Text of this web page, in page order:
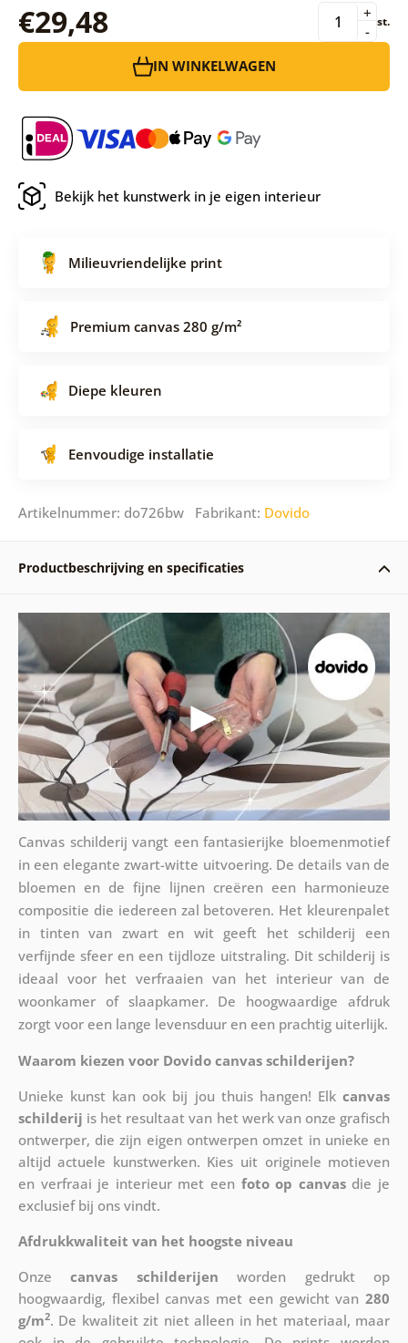
€29,48 -
+ st.
IN WINKELWAGEN
Bekijk het kunstwerk in je eigen interieur
Milieuvriendelijke print
Premium canvas 280 g/m²
Diepe kleuren
Eenvoudige installatie
Artikelnummer: do726bw Fabrikant: Dovido
Productbeschrijving en specificaties
Canvas schilderij vangt een fantasierijke bloemenmotief
in een elegante zwart-witte uitvoering. De details van de
bloemen en de fijne lijnen creëren een harmonieuze
compositie die iedereen zal betoveren. Het kleurenpalet
in tinten van zwart en wit geeft het schilderij een
verfijnde sfeer en een tijdloze uitstraling. Dit schilderij is
ideaal voor het verfraaien van het interieur van de
woonkamer of slaapkamer. De hoogwaardige afdruk
zorgt voor een lange levensduur en een prachtig uiterlijk.
Waarom kiezen voor Dovido canvas schilderijen?
Unieke kunst kan ook bij jou thuis hangen! Elkcanvas
schilderij is het resultaat van het werk van onze grafisch
ontwerper, die zijn eigen ontwerpen omzet in unieke en
altijd actuele kunstwerken. Kies uit originele motieven
en verfraai je interieur met een foto op canvasdie je
exclusief bij ons vindt.
Afdrukkwaliteit van het hoogste niveau
Onzecanvas schilderijen worden gedrukt op
hoogwaardig, flexibel canvas met een gewicht van280
g/m2. De kwaliteit zit niet alleen in het materiaal, maar